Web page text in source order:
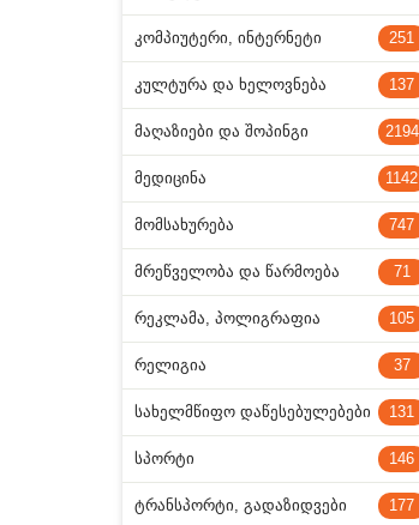
ᲙᲝᲛᲞᲘᲣᲢᲔᲠᲘ, ᲘᲜᲢᲔᲠᲜᲔᲢᲘ 251
ᲙᲣᲚᲢᲣᲠᲐ ᲓᲐ ᲮᲔᲚᲝᲕᲜᲔᲑᲐ 137
ᲛᲐᲦᲐᲖᲘᲔᲑᲘ ᲓᲐ ᲨᲝᲞᲘᲜᲒᲘ 2194
ᲛᲔᲓᲘᲪᲘᲜᲐ 1142
ᲛᲝᲛᲡᲐᲮᲣᲠᲔᲑᲐ 747
ᲛᲠᲔᲬᲕᲔᲚᲝᲑᲐ ᲓᲐ ᲬᲐᲠᲛᲝᲔᲑᲐ 71
ᲠᲔᲙᲚᲐᲛᲐ, ᲞᲝᲚᲘᲒᲠᲐᲤᲘᲐ 105
ᲠᲔᲚᲘᲒᲘᲐ 37
ᲡᲐᲮᲔᲚᲛᲬᲘᲤᲝ ᲓᲐᲬᲔᲡᲔᲑᲣᲚᲔᲑᲔᲑᲘ 131
ᲡᲞᲝᲠᲢᲘ 146
ᲢᲠᲐᲜᲡᲞᲝᲠᲢᲘ, ᲒᲐᲓᲐᲖᲘᲓᲕᲔᲑᲘ 177